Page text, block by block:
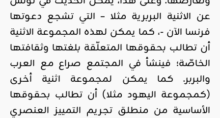
عن الاثنية البربرية مثلا – التي تشجع دعوتها
فرنسا الآن -، كما يمكن لهذه المجموعة الاثنية
أن تطالب بحقوقها المتعلّقة بلغتها وثقافتها
الخاصّة؛ فينشأ في المجتمع صراع مع العرب
والبربر. كما يمكن لمجموعة اثنية أخرى
(كمجموعة اليهود مثلا) أن تطالب بحقوقها
الأساسية من منطلق تجريم التمييز العنصري